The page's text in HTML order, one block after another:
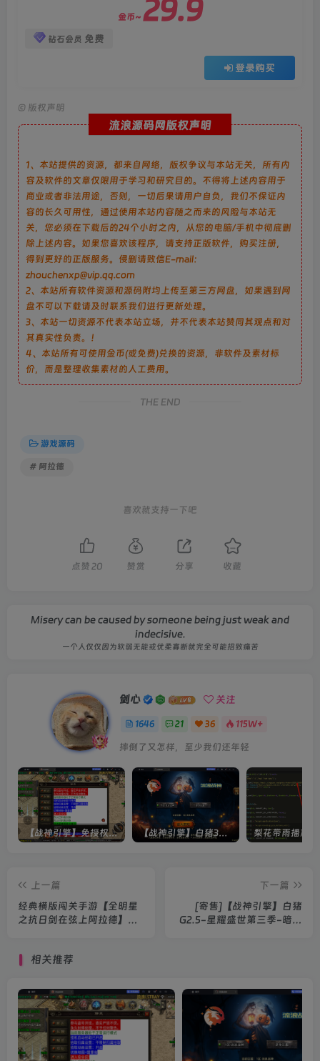
金币~ 29.9
钻石会员 免费
登录购买
© 版权声明
流浪源码网版权声明
1、本站提供的资源，都来自网络，版权争议与本站无关，所有内
容及软件的文章仅限用于学习和研究目的。不得将上述内容用于
商业或者非法用途，否则，一切后果请用户自负，我们不保证内
容的长久可用性，通过使用本站内容随之而来的风险与本站无
关，您必须在下载后的24个小时之内，从您的电脑/手机中彻底删
除上述内容。如果您喜欢该程序，请支持正版软件，购买注册，
得到更好的正版服务。侵删请致信E-mail：
zhouchenxp@vip.qq.com
2、本站所有软件资源和源码附均上传至第三方网盘，如果遇到网
盘不可以下载请及时联系我们进行更新处理。
3、本站一切资源不代表本站立场，并不代表本站赞同其观点和对
其真实性负责。！
4、本站所有可使用金币(或免费)兑换的资源，非软件及素材标
价，而是整理收集素材的人工费用。
THE END
游戏源码
# 阿拉德
喜欢就支持一下吧
点赞 20 赞赏 分享 收藏
Misery can be caused by someone being just weak and
indecisive.
一个人仅仅因为软弱无能或优柔寡断就完全可能招致痛苦
剑心 关注
1646 21 36 115W+
摔倒了又怎样，至少我们还年轻
【战神引擎】免授权-原生 [全屏自动拾取] 插件 + 配置教程（更新修复版，具体自测） 【战神引擎】白猪3-流浪战神3神技8大陆全屏拾取版特色服务端+生肖+转生+秘境+神魔+双端+教程(更新眼神拾取)
上一篇
经典横版闯关手游【全明星
之抗日剑在弦上阿拉德】
下一篇
[寄售]【战神引擎】白猪
G2.5-星耀盛世第三季-暗黑
相关推荐